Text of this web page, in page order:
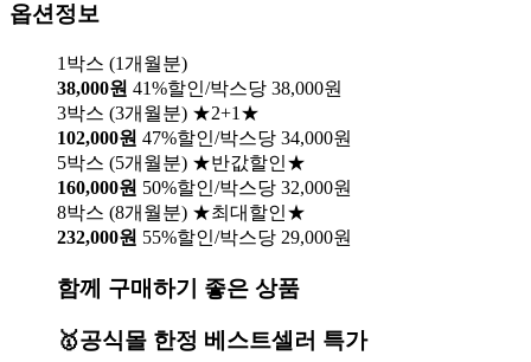
옵션정보
1박스 (1개월분)
38,000원 41%할인/박스당 38,000원
3박스 (3개월분) ★2+1★
102,000원 47%할인/박스당 34,000원
5박스 (5개월분) ★반값할인★
160,000원 50%할인/박스당 32,000원
8박스 (8개월분) ★최대할인★
232,000원 55%할인/박스당 29,000원
함께 구매하기 좋은 상품
🥇공식몰 한정 베스트셀러 특가